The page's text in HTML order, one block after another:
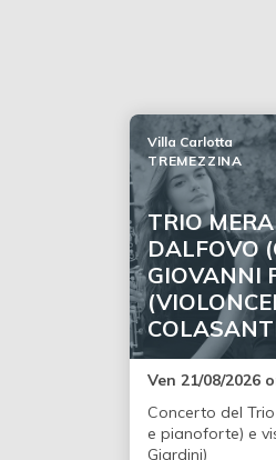
TRIO
DALFOVO
GIOVANNI
Villa Carlotta
TREMEZZINA
Ven 21/08/2026
Concerto del
e pianoforte) e
Giardini)